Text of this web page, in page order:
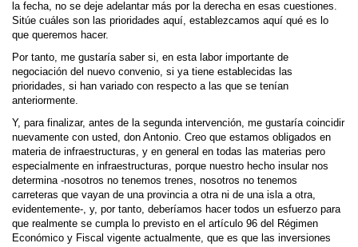
la fecha, no se deje adelantar más por la derecha en esas cuestiones.
Sitúe cuáles son las prioridades aquí, establezcamos aquí qué es lo
que queremos hacer.
Por tanto, me gustaría saber si, en esta labor importante de
negociación del nuevo convenio, si ya tiene establecidas las
prioridades, si han variado con respecto a las que se tenían
anteriormente.
Y, para finalizar, antes de la segunda intervención, me gustaría coincidir
nuevamente con usted, don Antonio. Creo que estamos obligados en
materia de infraestructuras, y en general en todas las materias pero
especialmente en infraestructuras, porque nuestro hecho insular nos
determina -nosotros no tenemos trenes, nosotros no tenemos
carreteras que vayan de una provincia a otra ni de una isla a otra,
evidentemente-, y, por tanto, deberíamos hacer todos un esfuerzo para
que realmente se cumpla lo previsto en el artículo 96 del Régimen
Económico y Fiscal vigente actualmente, que es que las inversiones